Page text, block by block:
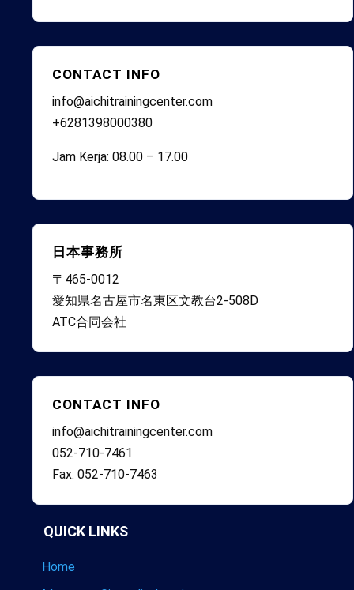
CONTACT INFO
info@aichitrainingcenter.com
+6281398000380
Jam Kerja: 08.00 – 17.00
日本事務所
〒465-0012
愛知県名古屋市名東区文教台2-508D
ATC合同会社
CONTACT INFO
info@aichitrainingcenter.com
052-710-7461
Fax: 052-710-7463
QUICK LINKS
Home